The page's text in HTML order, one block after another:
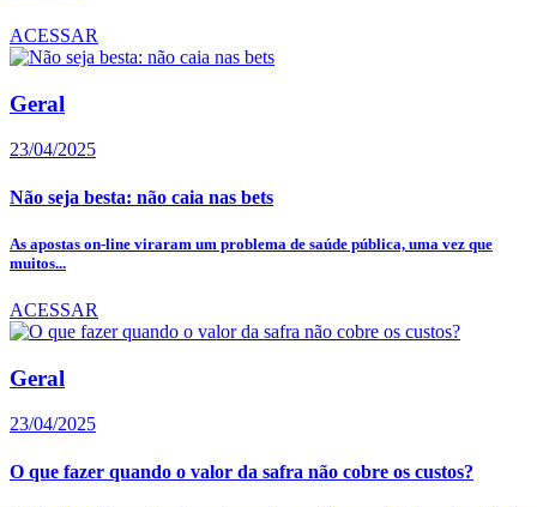
ACESSAR
Geral
23/04/2025
Não seja besta: não caia nas bets
As apostas on-line viraram um problema de saúde pública, uma vez que
muitos...
ACESSAR
Geral
23/04/2025
O que fazer quando o valor da safra não cobre os custos?